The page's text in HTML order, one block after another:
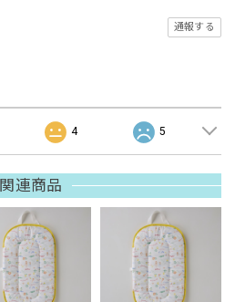
通報する
4 5
関連商品